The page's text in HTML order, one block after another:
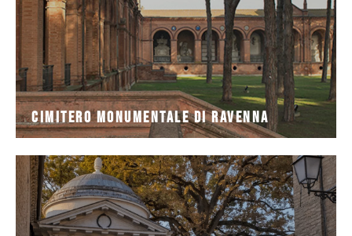
Cimitero monumentale di Ravenna
Nel cuore della Ravenna medievale c’è un piccolo
angolo di pace e rispetto dedicato alla memoria di
DANTE ALIGHIERI, Padre della Lingua Italiana. È